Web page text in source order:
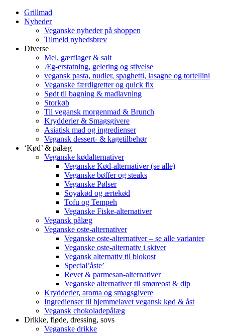
Grillmad
Nyheder
Veganske nyheder på shoppen
Tilmeld nyhedsbrev
Diverse
Mel, gærflager & salt
Æg-erstatning, gelering og stivelse
vegansk pasta, nudler, spaghetti, lasagne og tortellini
Veganske færdigretter og quick fix
Sødt til bagning & madlavning
Storkøb
Til vegansk morgenmad & Brunch
Krydderier & Smagsgivere
Asiatisk mad og ingredienser
Vegansk dessert- & kagetilbehør
‘Kød’ & pålæg
Veganske kødalternativer
Veganske Kød-alternativer (se alle)
Veganske bøffer og steaks
Veganske Pølser
Soyakød og ærtekød
Tofu og Tempeh
Veganske Fiske-alternativer
Vegansk pålæg
Veganske oste-alternativer
Veganske oste-alternativer – se alle varianter
Veganske oste-alternativ i skiver
Vegansk alternativ til blokost
Special’åste’
Revet & parmesan-alternativer
Veganske alternativer til smøreost & dip
Krydderier, aroma og smagsgivere
Ingredienser til hjemmelavet vegansk kød & åst
Vegansk chokoladepålæg
Drikke, fløde, dressing, sovs
Veganske drikke